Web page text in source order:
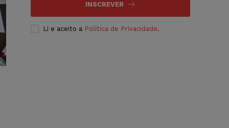
INSCREVER
Li e aceito a Política de Privacidade.